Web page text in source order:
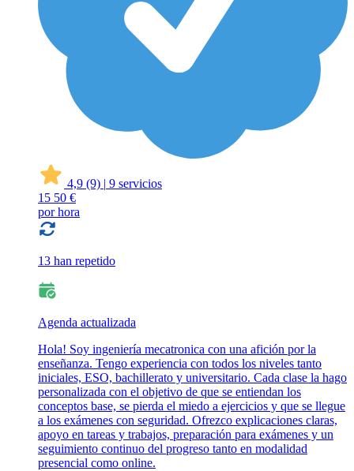
4,9 (9) | 9 servicios
15 50 €
por hora
13 han repetido
Agenda actualizada
Hola! Soy ingeniería mecatronica con una afición por la
enseñanza. Tengo experiencia con todos los niveles tanto
iniciales, ESO, bachillerato y universitario. Cada clase la hago
personalizada con el objetivo de que se entiendan los
conceptos base, se pierda el miedo a ejercicios y que se llegue
a los exámenes con seguridad. Ofrezco explicaciones claras,
apoyo en tareas y trabajos, preparación para exámenes y un
seguimiento continuo del progreso tanto en modalidad
presencial como online.